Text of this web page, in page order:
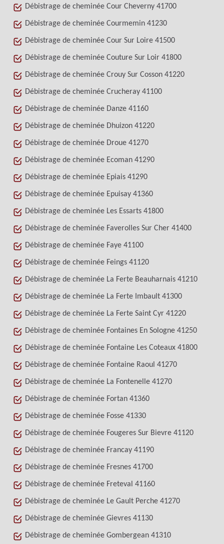
Débistrage de cheminée Cour Cheverny 41700
Débistrage de cheminée Courmemin 41230
Débistrage de cheminée Cour Sur Loire 41500
Débistrage de cheminée Couture Sur Loir 41800
Débistrage de cheminée Crouy Sur Cosson 41220
Débistrage de cheminée Crucheray 41100
Débistrage de cheminée Danze 41160
Débistrage de cheminée Dhuizon 41220
Débistrage de cheminée Droue 41270
Débistrage de cheminée Ecoman 41290
Débistrage de cheminée Epiais 41290
Débistrage de cheminée Epuisay 41360
Débistrage de cheminée Les Essarts 41800
Débistrage de cheminée Faverolles Sur Cher 41400
Débistrage de cheminée Faye 41100
Débistrage de cheminée Feings 41120
Débistrage de cheminée La Ferte Beauharnais 41210
Débistrage de cheminée La Ferte Imbault 41300
Débistrage de cheminée La Ferte Saint Cyr 41220
Débistrage de cheminée Fontaines En Sologne 41250
Débistrage de cheminée Fontaine Les Coteaux 41800
Débistrage de cheminée Fontaine Raoul 41270
Débistrage de cheminée La Fontenelle 41270
Débistrage de cheminée Fortan 41360
Débistrage de cheminée Fosse 41330
Débistrage de cheminée Fougeres Sur Bievre 41120
Débistrage de cheminée Francay 41190
Débistrage de cheminée Fresnes 41700
Débistrage de cheminée Freteval 41160
Débistrage de cheminée Le Gault Perche 41270
Débistrage de cheminée Gievres 41130
Débistrage de cheminée Gombergean 41310